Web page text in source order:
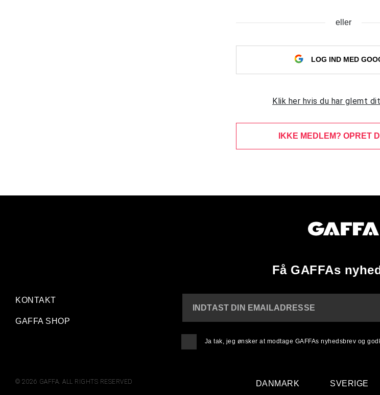
eller
LOG IND MED
Klik her hvis du har glemt
IKKE MEDLEM? OPRET
Få GAFFAs
KONTAKT
GAFFA SHOP
INDTAST DIN EMAILADRESSE
Ja tak, jeg ønsker at modtage GAFFAs nyhedsbrev og
© 2026 GAFFA. ALL RIGHTS RESERVED DANMARK SVERIGE